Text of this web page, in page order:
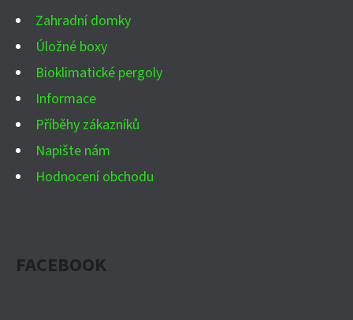
Zahradní domky
Úložné boxy
Bioklimatické pergoly
Informace
Příběhy zákazníků
Napište nám
Hodnocení obchodu
FACEBOOK